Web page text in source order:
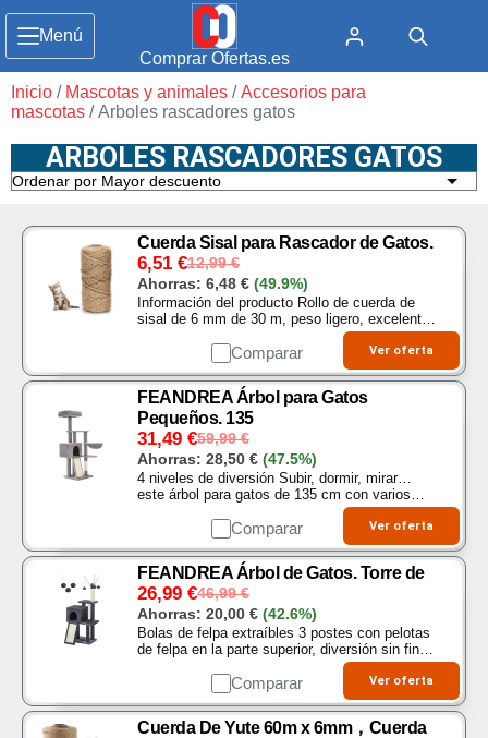
Menú
Comprar Ofertas.es
Inicio / Mascotas y animales /Accesorios para
mascotas / Arboles rascadores gatos
ARBOLES RASCADORES GATOS
Cuerda Sisal para Rascador de Gatos.
12,99€
6,51 €
Ahorras: 6,48 € (49.9%)
Información del producto Rollo de cuerda de
sisal de 6 mm de 30 m, peso ligero, excelente
longitud suficiente para satisfacer sus
necesidades. La cuerda de sisal es muy fuerte,
Comparar Ver oferta
FEANDREA Árbol para Gatos
Pequeños. 135
59,99€
31,49 €
Ahorras: 28,50 € (47.5%)
4 niveles de diversión Subir, dormir, mirar…
este árbol para gatos de 135 cm con varios
niveles ofrece una gran variedad de diversión
para los gatos, y el diseño de varios niveles
Comparar Ver oferta
FEANDREA Árbol de Gatos. Torre de
46,99€
26,99 €
Ahorras: 20,00 € (42.6%)
Bolas de felpa extraíbles 3 postes con pelotas
de felpa en la parte superior, diversión sin fin
para los gatos que adoran jugar Además, los 3
postes son desmontables para que puedas
Comparar Ver oferta
Cuerda De Yute 60m x 6mm，Cuerda